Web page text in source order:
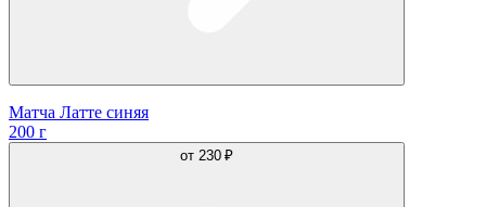
Матча Латте синяя
200 г
от 230 ₽